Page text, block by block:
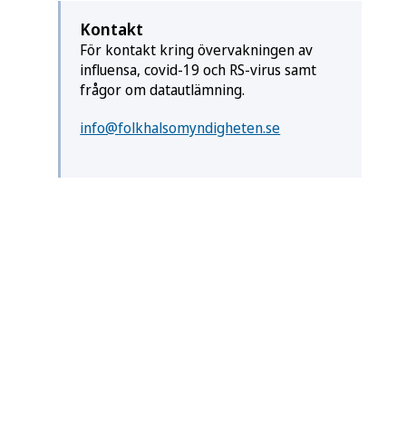
Kontakt
För kontakt kring övervakningen av
influensa, covid-19 och RS-virus samt
frågor om datautlämning.
info@folkhalsomyndigheten.se